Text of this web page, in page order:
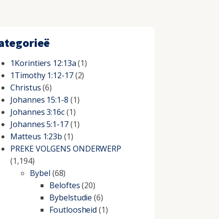
1Korintiers 12:13a(1)
1Timothy 1:12-17(2)
Christus(6)
Johannes 15:1-8 (1)
Johannes 3:16c(1)
Johannes 5:1-17(1)
Matteus 1:23b (1)
PREKE VOLGENS ONDERWERP
(1,194)
Bybel (68)
Beloftes(20)
Bybelstudie (6)
Foutloosheid (1)